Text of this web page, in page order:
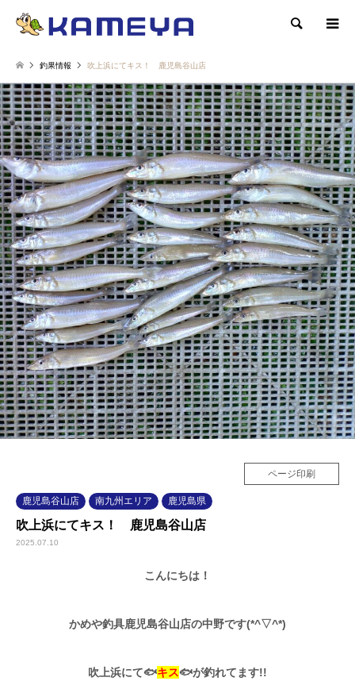
検索
釣果情報 吹上浜にてキス！ 鹿児島谷山店
ページ印刷
鹿児島谷山店 南九州エリア 鹿児島県
吹上浜にてキス！ 鹿児島谷山店
2025.07.10
こんにちは！
かめや釣具鹿児島谷山店の中野です(*^▽^*)
吹上浜にて🐟キス🐟が釣れてます!!